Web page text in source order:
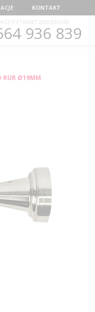
KONTAKT
PYTANIE? ZADZWOŃ!
936 839
RUR Ø19MM